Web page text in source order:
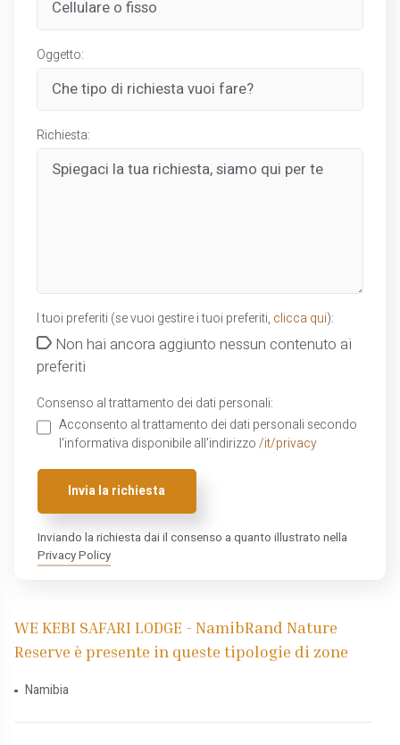
Oggetto:
Richiesta:
I tuoi preferiti (se vuoi gestire i tuoi preferiti, clicca qui):
Non hai ancora aggiunto nessun contenuto ai
preferiti
Consenso al trattamento dei dati personali:
Acconsento al trattamento dei dati personali secondo
l'informativa disponibile all'indirizzo /it/privacy
Invia la richiesta
Inviando la richiesta dai il consenso a quanto illustrato nella
Privacy Policy
WE KEBI SAFARI LODGE - NamibRand Nature
Reserve è presente in queste tipologie di zone
Namibia